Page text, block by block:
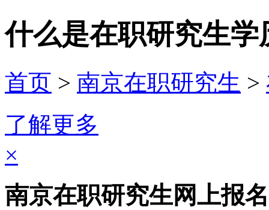
什么是在职研究生学
首页 > 南京在职研究生 >
了解更多
×
南京在职研究生网上报名